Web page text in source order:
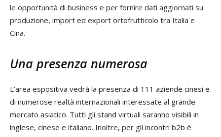
le opportunità di business e per fornire dati aggiornati su
produzione, import ed export ortofrutticolo tra Italia e
Cina.
Una presenza numerosa
L’area espositiva vedrà la presenza di 111 aziende cinesi e
di numerose realtà internazionali interessate al grande
mercato asiatico. Tutti gli stand virtuali saranno visibili in
inglese, cinese e italiano. Inoltre, per gli incontri b2b è